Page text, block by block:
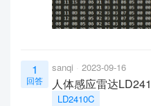
1
回答
sanqi 2023-09-16
人体感应雷达
LD2410C